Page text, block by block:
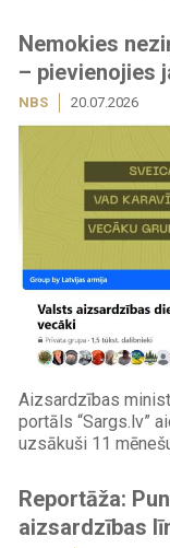
Nemokies
– pievienojies
NBS 20.07.2026
Aizsardzības
portāls “Sargs.lv”
uzsākuši 11
Reportāža:
aizsardzības